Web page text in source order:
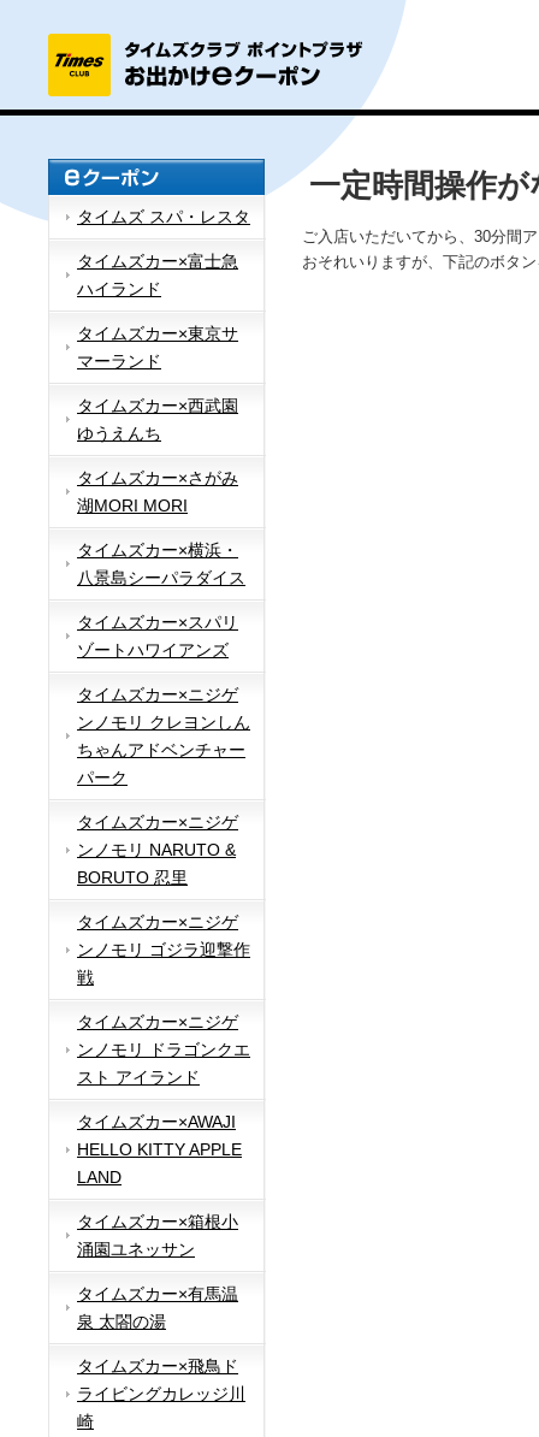
タイムズ スパ・レスタ
タイムズカー×富士急
ハイランド
タイムズカー×東京サ
マーランド
タイムズカー×西武園
ゆうえんち
タイムズカー×さがみ
湖MORI MORI
タイムズカー×横浜・
八景島シーパラダイス
タイムズカー×スパリ
ゾートハワイアンズ
タイムズカー×ニジゲ
ンノモリ クレヨンしん
ちゃんアドベンチャー
パーク
タイムズカー×ニジゲ
ンノモリ NARUTO &
BORUTO 忍里
タイムズカー×ニジゲ
ンノモリ ゴジラ迎撃作
戦
タイムズカー×ニジゲ
ンノモリ ドラゴンクエ
スト アイランド
タイムズカー×AWAJI
HELLO KITTY APPLE
LAND
タイムズカー×箱根小
涌園ユネッサン
タイムズカー×有馬温
泉 太閤の湯
タイムズカー×飛鳥ド
ライビングカレッジ川
崎
一定時間操作
ご入店いただいてから、30分間
おそれいりますが、下記のボタ